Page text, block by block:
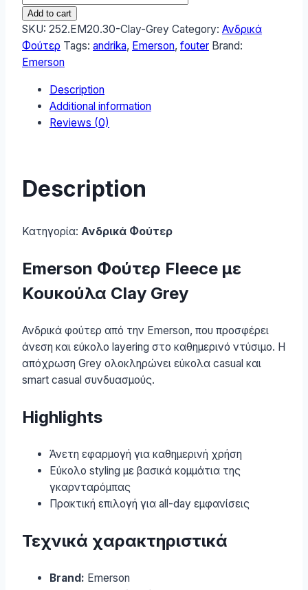
Ανδρικό
Φούτερ
252.EM20.30-
Clay-
quantity
Add to cart
SKU: 252.EM20.30-Clay-Grey Category: Ανδρικά
Φούτερ Tags: andrika, Emerson, fouter Brand:
Emerson
Description
Additional information
Reviews (0)
Description
Κατηγορία: Ανδρικά Φούτερ
Emerson Φούτερ Fleece με
Κουκούλα Clay Grey
Ανδρικά φούτερ από την Emerson, που προσφέρει
άνεση και εύκολο layering στο καθημερινό ντύσιμο. Η
απόχρωση Grey ολοκληρώνει εύκολα casual και
smart casual συνδυασμούς.
Highlights
Άνετη εφαρμογή για καθημερινή χρήση
Εύκολο styling με βασικά κομμάτια της
γκαρνταρόμπας
Πρακτική επιλογή για all-day εμφανίσεις
Τεχνικά χαρακτηριστικά
Brand: Emerson